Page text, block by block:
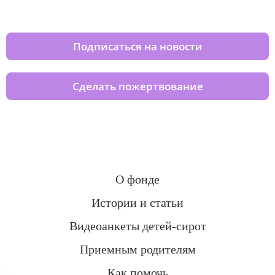
Подписаться на новости
Сделать пожертвование
О фонде
Истории и статьи
Видеоанкеты детей-сирот
Приемным родителям